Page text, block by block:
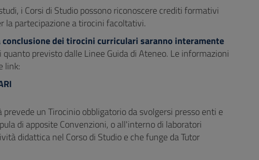
i Corsi di Studio possono riconoscere crediti formativi
la partecipazione a tirocini facoltativi.
dei tirocini curriculari saranno interamente
quanto previsto dalle Linee Guida di Ateneo. Le informazioni
link:
un Tirocinio obbligatorio da svolgersi presso enti e
di apposite Convenzioni, o all'interno di laboratori
didattica nel Corso di Studio e che funge da Tutor